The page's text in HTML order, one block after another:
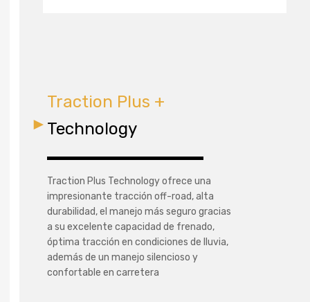
Traction Plus +
Technology
Traction Plus Technology ofrece una
impresionante tracción off-road, alta
durabilidad, el manejo más seguro gracias
a su excelente capacidad de frenado,
óptima tracción en condiciones de lluvia,
además de un manejo silencioso y
confortable en carretera